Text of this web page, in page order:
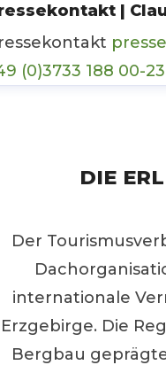
|
(0)3733 188 00-23
DIE
Der
internationale
Erzgebirge. Die
Bergbau